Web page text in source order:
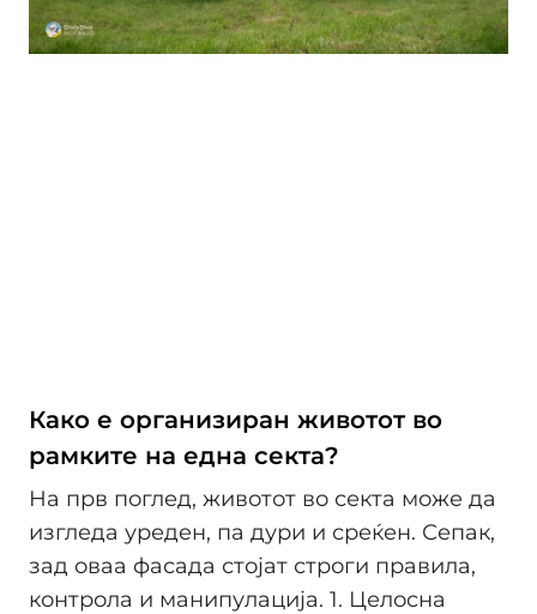
Како е организиран животот во
рамките на една секта?
На прв поглед, животот во секта може да
изгледа уреден, па дури и среќен. Сепак,
зад оваа фасада стојат строги правила,
контрола и манипулација. 1. Целосна